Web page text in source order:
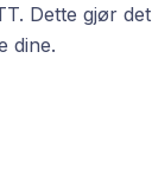
Dette gjør det
dine.